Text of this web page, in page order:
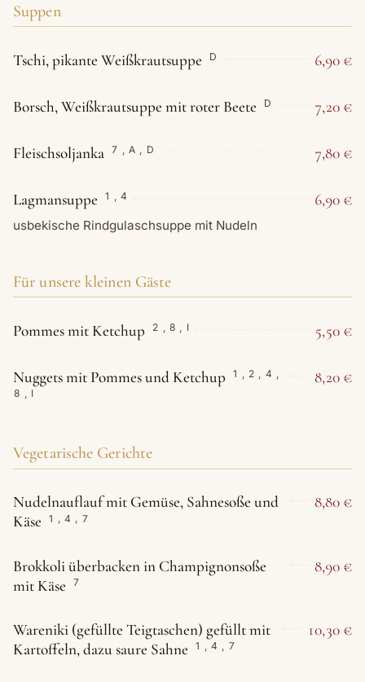
Suppen
Tschi, pikante Weißkrautsuppe D 6,90 €
Borsch, Weißkrautsuppe mit roter Beete D 7,20 €
Fleischsoljanka 7 , A , D 7,80 €
Lagmansuppe 1 , 4 6,90 €
usbekische Rindgulaschsuppe mit Nudeln
Für unsere kleinen Gäste
Pommes mit Ketchup 2 8 I 5,50 €
Nuggets mit Pommes und Ketchup 1 2 4
8
I
8,20 €
Vegetarische Gerichte
Nudelnauflauf mit Gemüse, Sahnesoße und
Käse
1 , 4 , 7
8,80 €
Brokkoli überbacken in Champignonsoße
mit Käse
7
8,90 €
Wareniki (gefüllte Teigtaschen) gefüllt mit
Kartoffeln, dazu saure Sahne
1 4 7
10,30 €